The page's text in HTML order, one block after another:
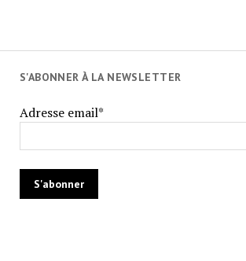
S'ABONNER À LA NEWSLETTER
Adresse email*